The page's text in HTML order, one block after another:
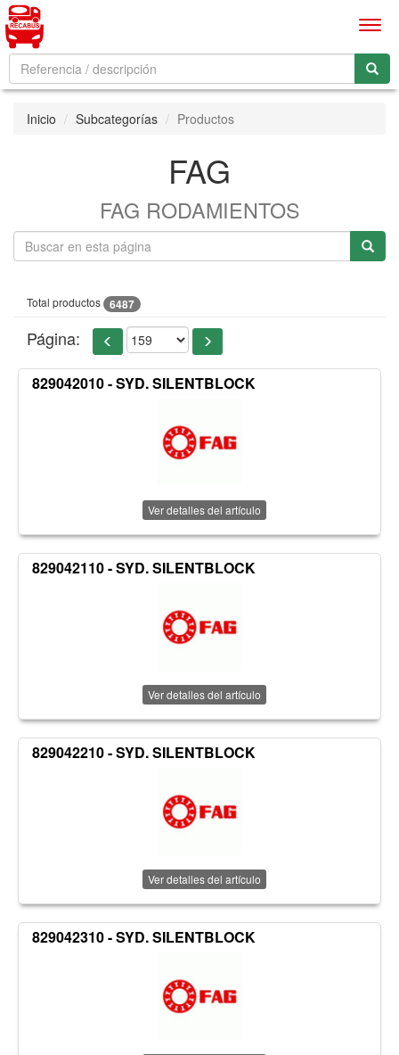
Inicio Subcategorías Productos
FAG
FAG RODAMIENTOS
Total productos 6487
Página:
829042010 - SYD. SILENTBLOCK
Ver detalles del artículo
829042110 - SYD. SILENTBLOCK
Ver detalles del artículo
829042210 - SYD. SILENTBLOCK
Ver detalles del artículo
829042310 - SYD. SILENTBLOCK